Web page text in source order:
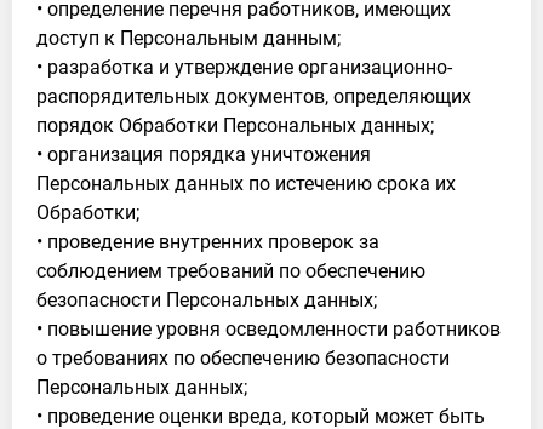
• определение перечня работников, имеющих
доступ к Персональным данным;
• разработка и утверждение организационно-
распорядительных документов, определяющих
порядок Обработки Персональных данных;
• организация порядка уничтожения
Персональных данных по истечению срока их
Обработки;
• проведение внутренних проверок за
соблюдением требований по обеспечению
безопасности Персональных данных;
• повышение уровня осведомленности работников
о требованиях по обеспечению безопасности
Персональных данных;
• проведение оценки вреда, который может быть